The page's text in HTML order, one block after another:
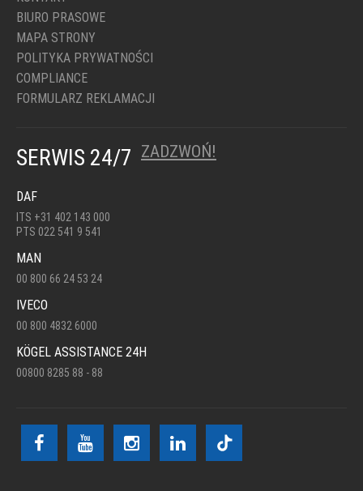
BIURO PRASOWE
MAPA STRONY
POLITYKA PRYWATNOŚCI
COMPLIANCE
FORMULARZ REKLAMACJI
SERWIS 24/7 ZADZWOŃ!
DAF
ITS +31 402 143 000
PTS 022 541 9 541
MAN
00 800 66 24 53 24
IVECO
00 800 4832 6000
KÖGEL ASSISTANCE 24H
00800 8285 88 - 88